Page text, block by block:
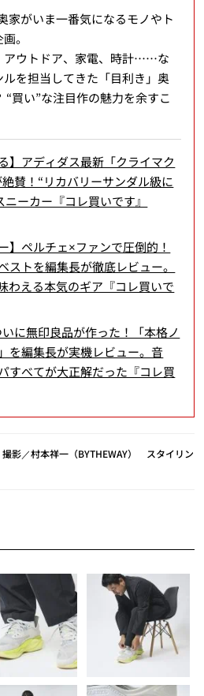
家がいま一番気になるモノやト
。
アウトドア、家電、時計……な
を担当してきた「目利き」奥
買い”な注目作の魅力を余すこ
】アディダス最新「クライマク
賛！“リカバリーサンダル級に
ーカー『コレ買いです』
】ペルチェ×ファンで圧倒的！
ストを編集長が徹底レビュー。
わえる本気のギア『コレ買いで
いに無印良品が作った！「本格ノ
を編集長が実機レビュー。音
すべてが大正解だった『コレ買
／村本祥一（BYTHEWAY） スタイリン